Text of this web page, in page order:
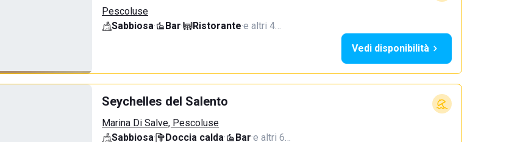
Pescoluse
Sabbiosa· Bar· Ristorante·e altri 4…
Vedi disponibilità
Seychelles del Salento
Marina Di Salve, Pescoluse
Sabbiosa· Doccia calda· Bar·e altri 6…